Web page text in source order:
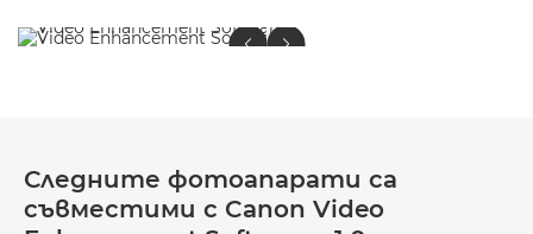
Следните фотоапарати са
съвместими с Canon Video